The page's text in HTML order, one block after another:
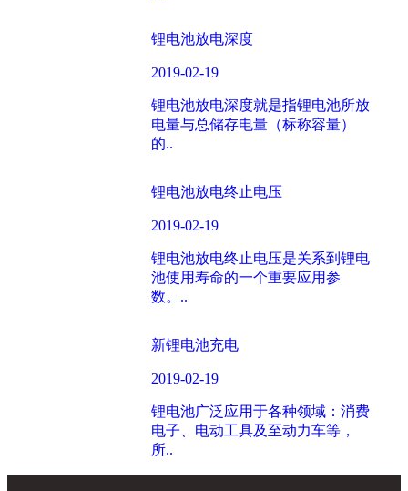
锂电池放电深度
2019-02-19
锂电池放电深度就是指锂电池所放
电量与总储存电量（标称容量）
的..
锂电池放电终止电压
2019-02-19
锂电池放电终止电压是关系到锂电
池使用寿命的一个重要应用参
数。..
新锂电池充电
2019-02-19
锂电池广泛应用于各种领域：消费
电子、电动工具及至动力车等，
所..